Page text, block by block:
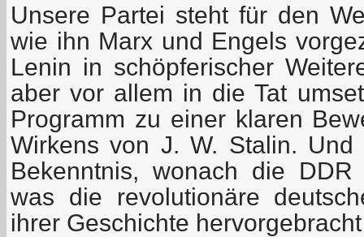
Unsere Partei steht für den
wie ihn Marx und Engels
Lenin in schöpferischer
aber vor allem in die Tat
Programm zu einer klaren
Wirkens von J. W. Stalin.
Bekenntnis, wonach die
was die revolutionäre
ihrer Geschichte